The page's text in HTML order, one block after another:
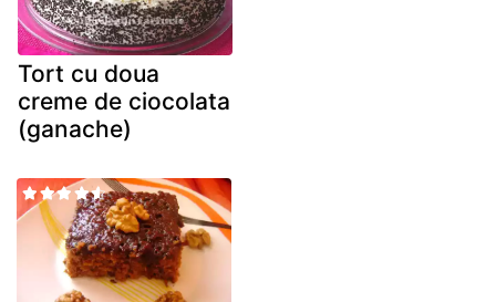
Tort cu doua
creme de ciocolata
(ganache)